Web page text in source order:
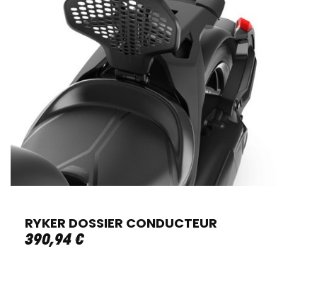
RYKER DOSSIER CONDUCTEUR
390,94 €